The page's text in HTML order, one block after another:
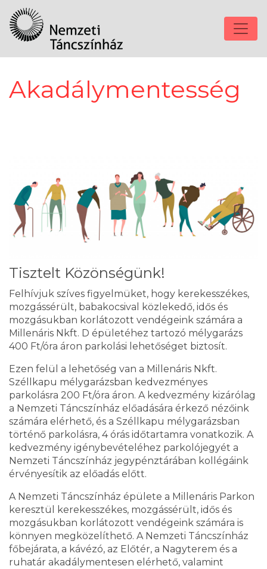
Akadálymentesség
Tisztelt Közönségünk!
Felhívjuk szíves figyelmüket, hogy kerekesszékes,
mozgássérült, babakocsival közlekedő, idős és
mozgásukban korlátozott vendégeink számára a
Millenáris Nkft. D épületéhez tartozó mélygarázs
400 Ft/óra áron parkolási lehetőséget biztosít.
Ezen felül a lehetőség van a Millenáris Nkft.
Széllkapu mélygarázsban kedvezményes
parkolásra 200 Ft/óra áron. A kedvezmény kizárólag
a Nemzeti Táncszínház előadására érkező nézőink
számára elérhető, és a Széllkapu mélygarázsban
történő parkolásra, 4 órás időtartamra vonatkozik. A
kedvezmény igénybevételéhez parkolójegyét a
Nemzeti Táncszínház jegypénztárában kollégáink
érvényesítik az előadás előtt.
A Nemzeti Táncszínház épülete a Millenáris Parkon
keresztül kerekesszékes, mozgássérült, idős és
mozgásukban korlátozott vendégeink számára is
könnyen megközelíthető. A Nemzeti Táncszínház
főbejárata, a kávézó, az Előtér, a Nagyterem és a
ruhatár akadálymentesen elérhető, valamint